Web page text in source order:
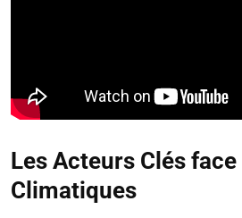
Les Acteurs Clés
Climatiques